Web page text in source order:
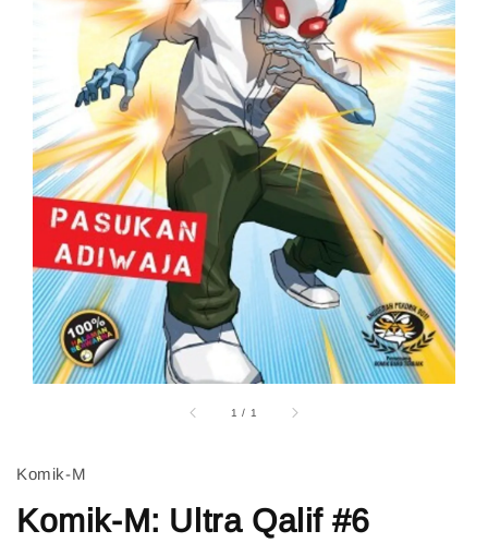
1 / 1
Komik-M
Komik-M: Ultra Qalif #6